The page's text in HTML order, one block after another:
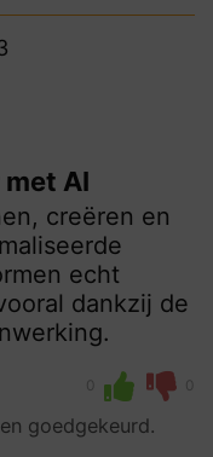
AI
creëren en
echt
dankzij de
0 0
goedgekeurd.